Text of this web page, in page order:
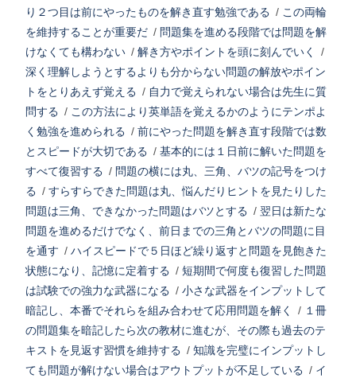
り２つ目は前にやったものを解き直す勉強である / この両輪
を維持することが重要だ / 問題集を進める段階では問題を解
けなくても構わない / 解き方やポイントを頭に刻んでいく
/
深く理解しようとするよりも分からない問題の解放やポイン
トをとりあえず覚える / 自力で覚えられない場合は先生に質
問する / この方法により英単語を覚えるかのようにテンポよ
く勉強を進められる / 前にやった問題を解き直す段階では数
とスピードが大切である / 基本的には１日前に解いた問題を
すべて復習する / 問題の横には丸、三角、バツの記号をつけ
る / すらすらできた問題は丸、悩んだりヒントを見たりした
問題は三角、できなかった問題はバツとする / 翌日は新たな
問題を進めるだけでなく、前日までの三角とバツの問題に目
を通す / ハイスピードで５日ほど繰り返すと問題を見飽きた
状態になり、記憶に定着する / 短期間で何度も復習した問題
は試験での強力な武器になる / 小さな武器をインプットして
暗記し、本番でそれらを組み合わせて応用問題を解く
/ １冊
の問題集を暗記したら次の教材に進むが、その際も過去のテ
キストを見返す習慣を維持する / 知識を完璧にインプットし
ても問題が解けない場合はアウトプットが不足している / イ